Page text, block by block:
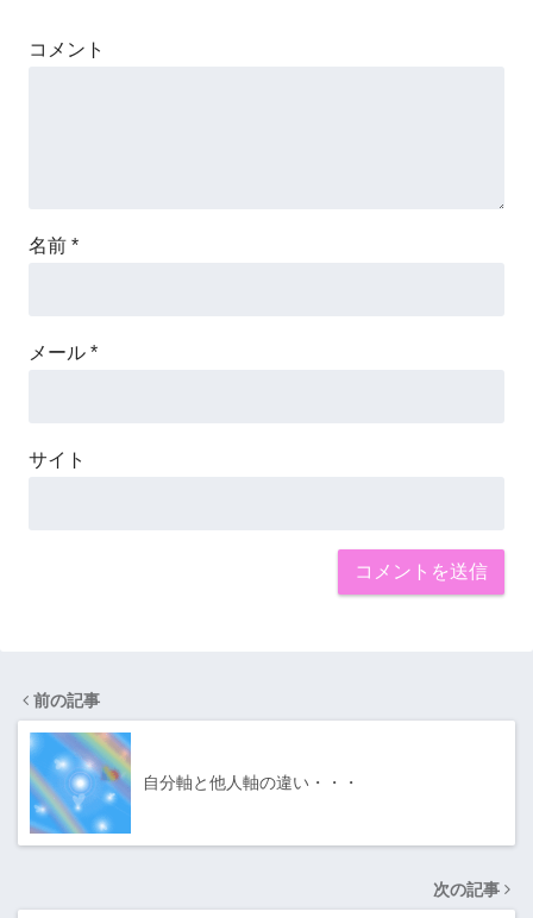
コメント
名前 *
メール *
サイト
前の記事
自分軸と他人軸の違い・・・
次の記事